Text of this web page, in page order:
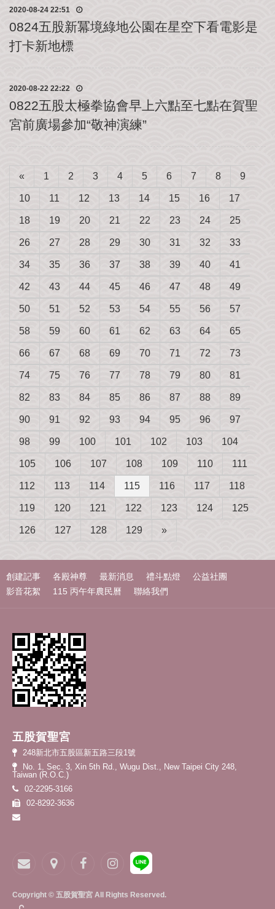
農
曆
我
2020-08-24 22:51
0824五股新冪境綠地公園在星空下看電影是
打卡新地標
2020-08-22 22:22
0822五股太極拳協會早上六點至七點在賀聖
宮前廣場參加“敬神演練”
« 1 2 3 4 5 6 7 8 9
10 11 12 13 14 15 16 17
18 19 20 21 22 23 24 25
26 27 28 29 30 31 32 33
34 35 36 37 38 39 40 41
42 43 44 45 46 47 48 49
50 51 52 53 54 55 56 57
58 59 60 61 62 63 64 65
66 67 68 69 70 71 72 73
74 75 76 77 78 79 80 81
82 83 84 85 86 87 88 89
90 91 92 93 94 95 96 97
98 99 100 101 102 103 104
105 106 107 108 109 110 111
112 113 114 115 116 117 118
119 120 121 122 123 124 125
126 127 128 129 »
創建記事 各殿神尊 最新消息 禮斗點燈
公益社團
影音花絮
115 丙午年農民曆 聯絡我們
五股賀聖宮
248新北市五股區新五路三段1號
No. 1, Sec. 3, Xin 5th Rd., Wugu Dist., New Taipei City 248,
Taiwan (R.O.C.)
02-2295-3166
02-8292-3636
Copyright © 五股賀聖宮 All Rights Reserved.